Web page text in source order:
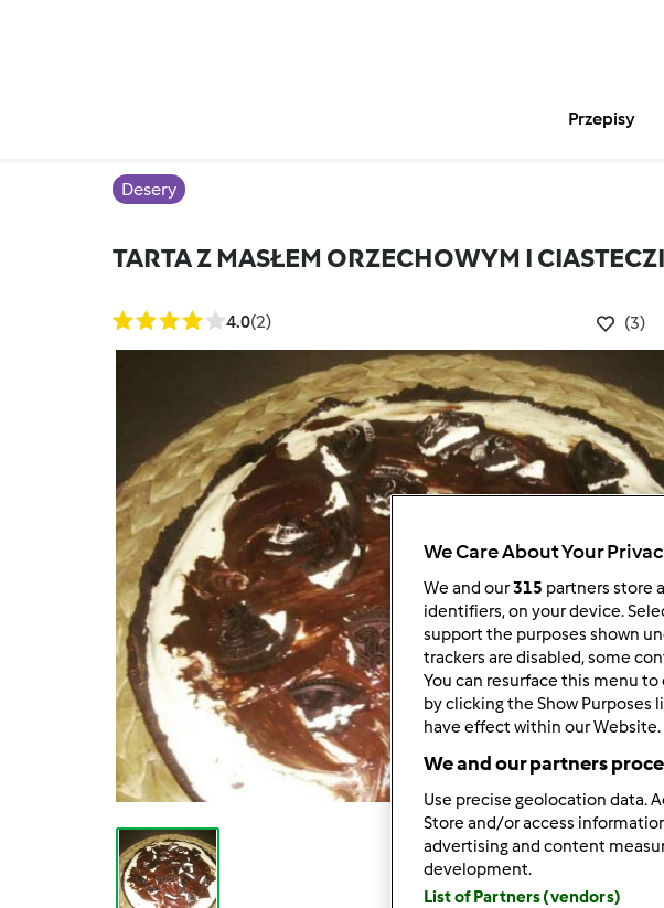
Przepisy
Desery
TARTA Z MASŁEM ORZECHOWYM I
4.0(2) (3)
We Care About Your
We and our315 partners store
identifiers, on your device.
support the purposes shown
trackers are disabled, some
You can resurface this menu
by clicking the Show Purposes
have effect within our Website.
We and our partners
Use precise geolocation data.
Store and/or access
advertising and content
development.
List of Partners (vendors)